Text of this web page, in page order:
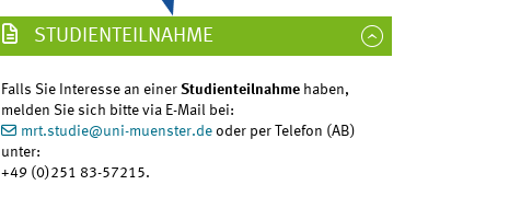
STUDIENTEILNAHME
Falls Sie Interesse an einerStudienteilnahme haben,
melden Sie sich bitte via E-Mail bei:
mrt.studie@uni-muenster.deoder per Telefon (AB)
unter:
+49 (0)251 83-57215.